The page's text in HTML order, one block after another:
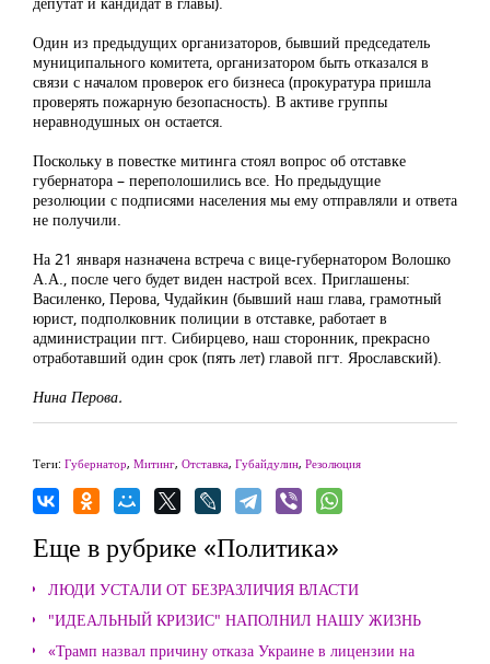
Один из предыдущих организаторов, бывший председатель
муниципального комитета, организатором быть отказался в
связи с началом проверок его бизнеса (прокуратура пришла
проверять пожарную безопасность). В активе группы
неравнодушных он остается.
Поскольку в повестке митинга стоял вопрос об отставке
губернатора – переполошились все. Но предыдущие
резолюции с подписями населения мы ему отправляли и ответа
не получили.
На 21 января назначена встреча с вице-губернатором Волошко
А.А., после чего будет виден настрой всех. Приглашены:
Василенко, Перова, Чудайкин (бывший наш глава, грамотный
юрист, подполковник полиции в отставке, работает в
администрации пгт. Сибирцево, наш сторонник, прекрасно
отработавший один срок (пять лет) главой пгт. Ярославский).
Нина Перова.
Теги: Губернатор, Митинг, Отставка, Губайдулин, Резолюция
Еще в рубрике «Политика»
ЛЮДИ УСТАЛИ ОТ БЕЗРАЗЛИЧИЯ ВЛАСТИ
"ИДЕАЛЬНЫЙ КРИЗИС" НАПОЛНИЛ НАШУ ЖИЗНЬ
«Трамп назвал причину отказа Украине в лицензии на